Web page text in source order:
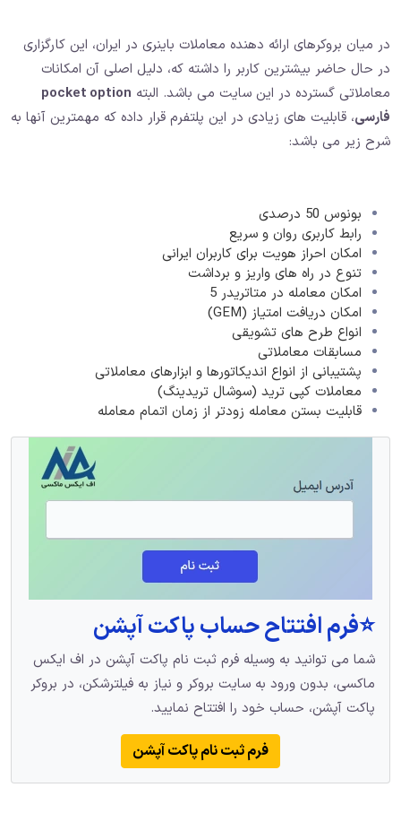
در میان بروکرهای ارائه دهنده معاملات باینری در ایران، این کارگزاری
در حال حاضر بیشترین کاربر را داشته که، دلیل اصلی آن امکانات
معاملاتی گسترده در این سایت می باشد. البته pocket option
فارسی، قابلیت های زیادی در این پلتفرم قرار داده که مهمترین آنها به
شرح زیر می باشد:
بونوس 50 درصدی
رابط کاربری روان و سریع
امکان احراز هویت برای کاربران ایرانی
تنوع در راه های واریز و برداشت
امکان معامله در متاتریدر 5
امکان دریافت امتیاز (GEM)
انواع طرح های تشویقی
مسابقات معاملاتی
پشتیبانی از انواع اندیکاتورها و ابزارهای معاملاتی
معاملات کپی ترید (سوشال تریدینگ)
قابلیت بستن معامله زودتر از زمان اتمام معامله
⭐️فرم افتتاح حساب پاکت آپشن
شما می توانید به وسیله فرم ثبت نام پاکت آپشن در اف ایکس
ماکسی، بدون ورود به سایت بروکر و نیاز به فیلترشکن، در بروکر
پاکت آپشن، حساب خود را افتتاح نمایید.
فرم ثبت نام پاکت آپشن